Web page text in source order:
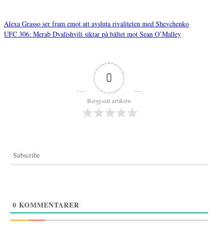
Alexa Grasso ser fram emot att avsluta rivaliteten med Shevchenko
UFC 306: Merab Dvalishvili siktar på bältet mot Sean O’Malley
0
Betygsätt artikeln
Subscribe
0 KOMMENTARER